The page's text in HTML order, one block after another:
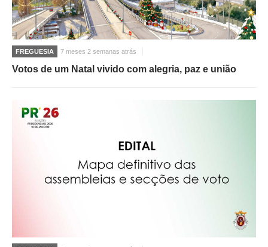
FREGUESIA 7 meses 2 semanas atrás
Votos de um Natal vivido com alegria, paz e união